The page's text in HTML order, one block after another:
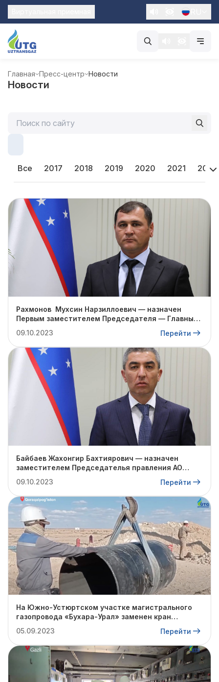
Главная Пресс-центр Новости
Новости
Все 2017 2018 2019 2020 2021 2022
Рахмонов Мухсин Нарзиллоевич — назначен
Первым заместителем Председателя — Главным
09.10.2023 Перейти
Байбаев Жахонгир Бахтиярович — назначен
заместителем Председателья правления АО
09.10.2023 Перейти
На Южно-Устюртском участке магистрального
газопровода «Бухара-Урал» заменен кран
05.09.2023 Перейти